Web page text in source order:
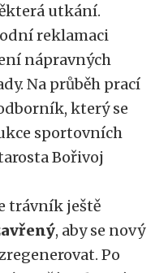
utkání.
reklamaci
nápravných
Na průběh prací
který se
sportovních
Bořivoj
trávník ještě
, aby se nový
Po